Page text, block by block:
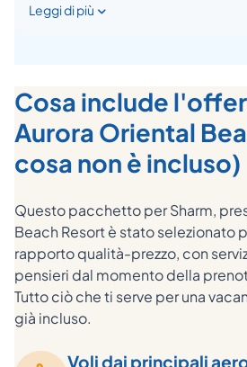
non abbiamo avuto nessun problema
Leggi di più
Cosa include
Aurora Oriental
cosa non è incluso)
Questo pacchetto per Sharm,
Beach Resort è stato selezionato
rapporto qualità-prezzo, con
pensieri dal momento della
Tutto ciò che ti serve per una
già incluso.
Voli dai principali